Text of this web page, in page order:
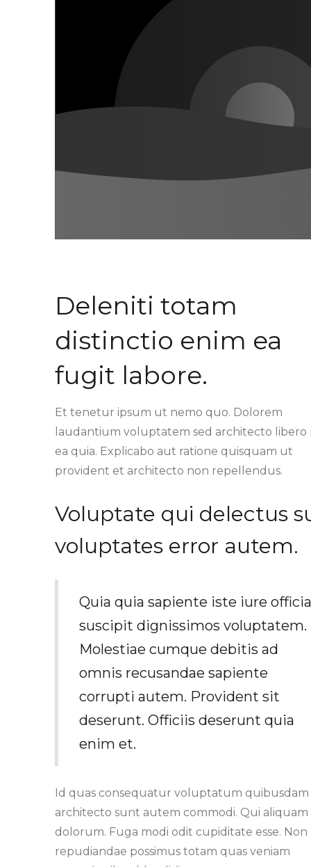
Deleniti totam
distinctio enim ea
fugit labore.
Et tenetur ipsum ut nemo quo. Dolorem
laudantium voluptatem sed architecto libero
ea quia. Explicabo aut ratione quisquam ut
provident et architecto non repellendus.
Voluptate qui delectus
voluptates error autem.
Quia quia sapiente iste iure officia
suscipit dignissimos voluptatem.
Molestiae cumque debitis ad
omnis recusandae sapiente
corrupti autem. Provident sit
deserunt. Officiis deserunt quia
enim et.
Id quas consequatur voluptatum quibusdam
architecto sunt autem commodi. Qui aliquam
dolorum. Fuga modi odit cupiditate esse. Non
repudiandae possimus totam quas veniam